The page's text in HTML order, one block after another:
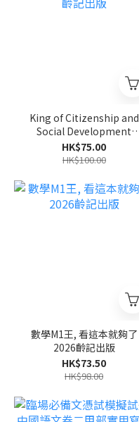
King of Citizenship and
Social Development
2026齡記出版
HK$75.00
HK$100.00
數學M1王, 看這本就夠了
2026齡記出版
HK$73.50
HK$98.00